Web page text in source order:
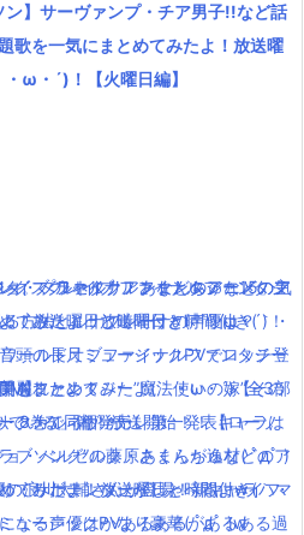
ン】サーヴァンプ・チア男子!!など話
歌を一気にまとめてみたよ！放送曜
ω・´)！【火曜日編】
グスグレイブ ファイナルファンタジ
方法とルナフレーナの声優は？
頭の長尺ミュージックPVでロッチ登
】
ている」篇！放送開始！！【ローソ
浪川大輔さんが登場！新キャラハマ
イブ ファイナルファンタジー15」気
ールドオブファイナルファンタジー
されたよ！
クカルネヴァーレ第一発表キャラは
・サボテンダーがしゃべるよwイフ
なる声優はかなり豪華( ﾟдﾟ )w
。プラネタリアンなどのアニメの主
！放送曜日と時間付き(｀・ω・´)！
麗ファンタジー”魔法使いの嫁”全3部
8巻で同梱発売
・べルセルク・あまんちゅなどのア
てみたよ！放送曜日と時間付き(｀・
・べルセルク・あまんちゅなどのア
てみたよ！放送曜日と時間付き(｀・
をまとめてみたよ(｀・ω・´)【その
ブソング”の藤原さくらが逸材( ﾟдﾟ )
ュージックPVあるあるがあるある過